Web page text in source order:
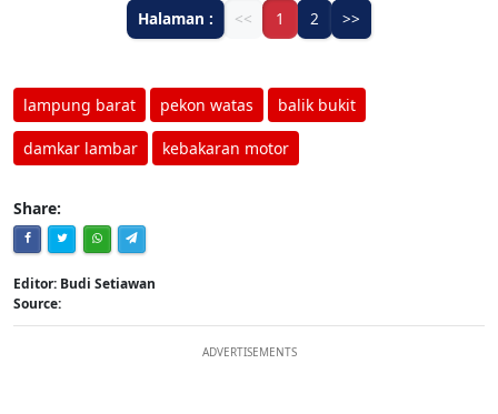
Halaman : << 1 2 >>
lampung barat pekon watas balik bukit
damkar lambar kebakaran motor
Share:
Editor: Budi Setiawan
Source:
ADVERTISEMENTS